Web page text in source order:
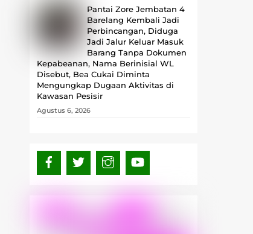
Pantai Zore Jembatan 4
Barelang Kembali Jadi
Perbincangan, Diduga
Jadi Jalur Keluar Masuk
Barang Tanpa Dokumen
Kepabeanan, Nama Berinisial WL
Disebut, Bea Cukai Diminta
Mengungkap Dugaan Aktivitas di
Kawasan Pesisir
Agustus 6, 2026